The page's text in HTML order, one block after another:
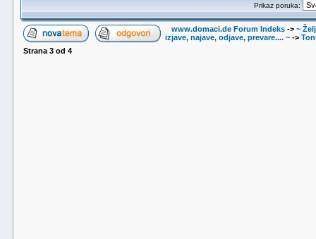
Prikaz poruka:
www.domaci.de Forum Indeks -> ~
izjave, najave, odjave, prevare.... ~ ->
Strana 3 od 4